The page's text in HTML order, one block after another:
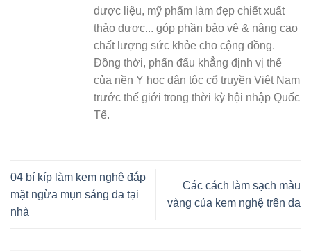
dược liệu, mỹ phẩm làm đẹp chiết xuất
thảo dược... góp phần bảo vệ & nâng cao
chất lượng sức khỏe cho cộng đồng.
Đồng thời, phấn đấu khẳng định vị thế
của nền Y học dân tộc cổ truyền Việt Nam
trước thế giới trong thời kỳ hội nhập Quốc
Tế.
04 bí kíp làm kem nghệ đắp
mặt ngừa mụn sáng da tại
nhà
Các cách làm sạch màu
vàng của kem nghệ trên da